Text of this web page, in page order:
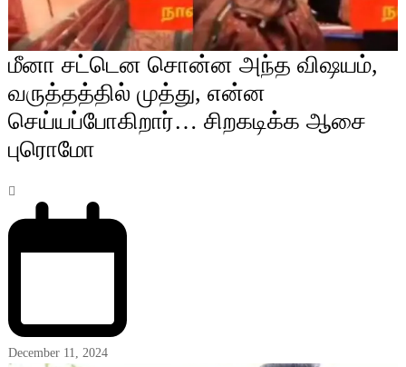
மீனா சட்டென சொன்ன அந்த விஷயம்,
வருத்தத்தில் முத்து, என்ன
செய்யப்போகிறார்… சிறகடிக்க ஆசை
புரொமோ
December 11, 2024